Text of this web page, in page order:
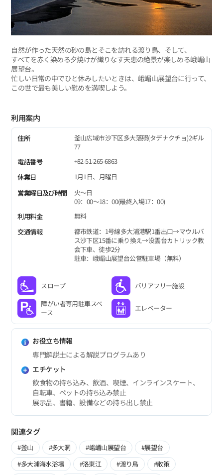
自然が作った天然の砂の島とそこを訪れる渡り鳥、そして、
すべてを赤く染める夕焼けが織りなす天恵の絶景が楽しめる峨嵋山
展望台。
忙しい日常の中でひと休みしたいときは、峨嵋山展望台に行って、
この世で最も美しい慰めを満喫しよう。
利用案内
住所
釜山広域市沙下区多大落照(タデナクチョ)2ギル
77
電話番号
+82-51-265-6863
休業日
1月1日、月曜日
営業曜日及び時間
火〜日
09：00～18：00(最終入場17：00)
利用料金
無料
交通情報
都市鉄道：1号線多大浦港駅1番出口→マウルバ
ス沙下区15番に乗り換え→没雲台カトリック教
会下車、徒歩2分
駐車：峨嵋山展望台公営駐車場（無料）
スロープ
バリアフリー施設
障がい者専用駐車スペ
ース
エレベーター
お役立ち情報
専門解説士による解説プログラムあり
エチケット
飲食物の持ち込み、飲酒、喫煙、インラインスケート、
自転車、ペットの持ち込み禁止
展示品、書籍、設備などの持ち出し禁止
関連タグ
#釜山 #多大洞 #峨嵋山展望台
#展望台
#多大浦海水浴場
#洛東江 #渡り鳥
#散策